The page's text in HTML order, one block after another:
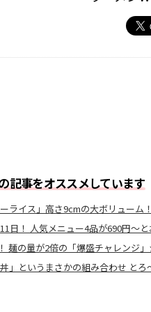
記事をオススメしています
ライス」高さ9cmの大ボリューム
日！ 人気メニュー4品が690円〜
麺の量が2倍の「爆盛チャレンジ
」というまさかの組み合わせ とろ